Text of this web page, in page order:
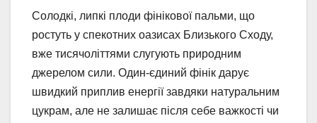
Солодкі, липкі плоди фінікової пальми, що
ростуть у спекотних оазисах Близького Сходу,
вже тисячоліттями слугують природним
джерелом сили. Один-єдиний фінік дарує
швидкий приплив енергії завдяки натуральним
цукрам, але не залишає після себе важкості чи